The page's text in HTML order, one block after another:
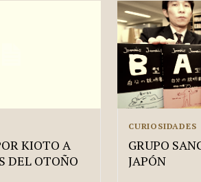
KIOTO A
DEL OTOÑO
CURIOSIDADES
GRUPO
JAPÓN